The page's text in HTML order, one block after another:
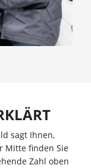
sagt Ihnen,
Mitte finden Sie
Zahl oben